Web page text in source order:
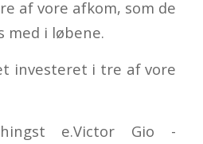
af vore afkom, som de
med i løbene.
investeret i tre af vore
e.Victor Gio -